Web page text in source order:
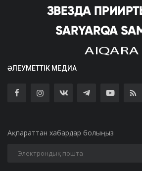
ӘЛЕУМЕТТІК МЕДИА
Ақпараттан хабардар болыңыз